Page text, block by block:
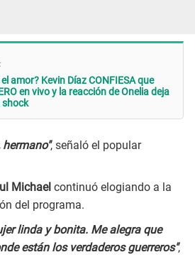
amor? Kevin Díaz CONFIESA que
en vivo y la reacción de Onelia deja
shock
hermano", señaló el popular
Michael continuó elogiando a la
del programa.
linda y bonita. Me alegra que
están los verdaderos guerreros",